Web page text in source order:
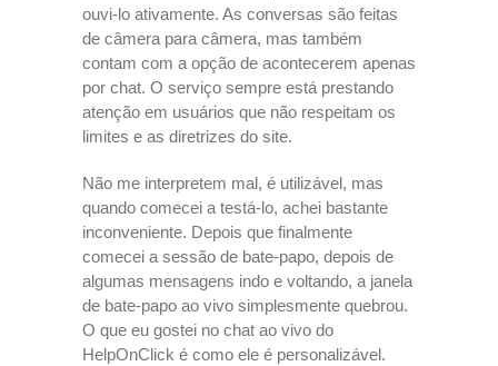
ouvi-lo ativamente. As conversas são feitas
de câmera para câmera, mas também
contam com a opção de acontecerem apenas
por chat. O serviço sempre está prestando
atenção em usuários que não respeitam os
limites e as diretrizes do site.
Não me interpretem mal, é utilizável, mas
quando comecei a testá-lo, achei bastante
inconveniente. Depois que finalmente
comecei a sessão de bate-papo, depois de
algumas mensagens indo e voltando, a janela
de bate-papo ao vivo simplesmente quebrou.
O que eu gostei no chat ao vivo do
HelpOnClick é como ele é personalizável.